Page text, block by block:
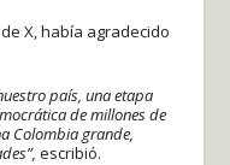
X, había agradecido
país, una etapa
de millones de
Colombia grande,
escribió.